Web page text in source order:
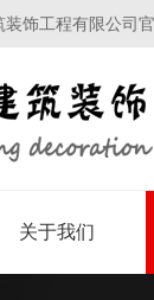
饰工程有限公司官
关于我们